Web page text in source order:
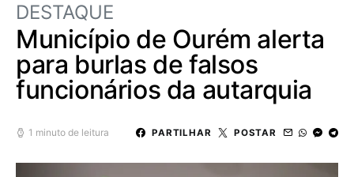
DESTAQUE
Município de Ourém alerta
para burlas de falsos
funcionários da autarquia
1 minuto de leitura PARTILHAR POSTAR